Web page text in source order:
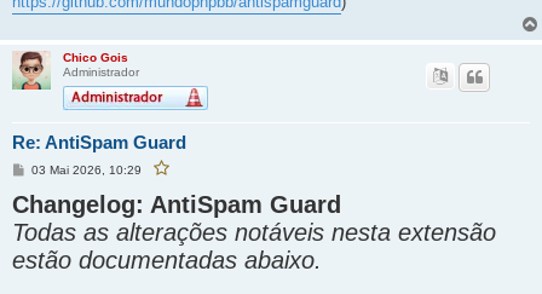
Chico Gois
Administrador
Re: AntiSpam Guard
M
n
s
a
g
e
m
03 Mai 2026, 10:29
F
v
o
i
t
a
r
Changelog: AntiSpam Guard
Todas as alterações notáveis nesta extensão
estão documentadas abaixo.